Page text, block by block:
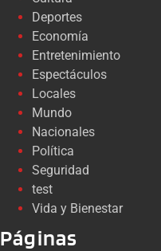
Deportes
Economía
Entretenimiento
Espectáculos
Locales
Mundo
Nacionales
Política
Seguridad
test
Vida y Bienestar
Páginas